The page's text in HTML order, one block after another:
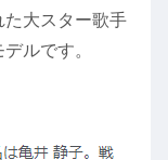
た大スター歌手
ルです。